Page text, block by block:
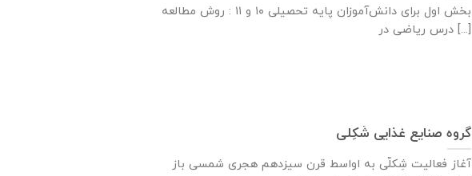
بخش اول برای دانش‌آموزان پایه تحصیلی ۱۰ و ۱۱ : روش مطالعه
درس ریاضی در [...]
گروه صنایع غذایی شَکِلی
آغاز فعالیت شِکلّی به اواسط قرن سیزدهم هجری شمسی باز